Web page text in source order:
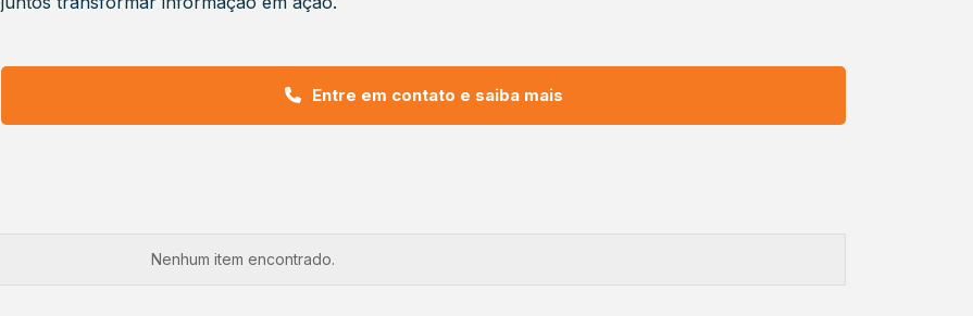
Entre em contato e saiba mais
Nenhum item encontrado.